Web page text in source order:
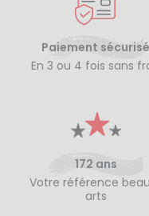
Paiement sécurisé
En 3 ou 4 fois sans
172 ans
Votre référence
arts